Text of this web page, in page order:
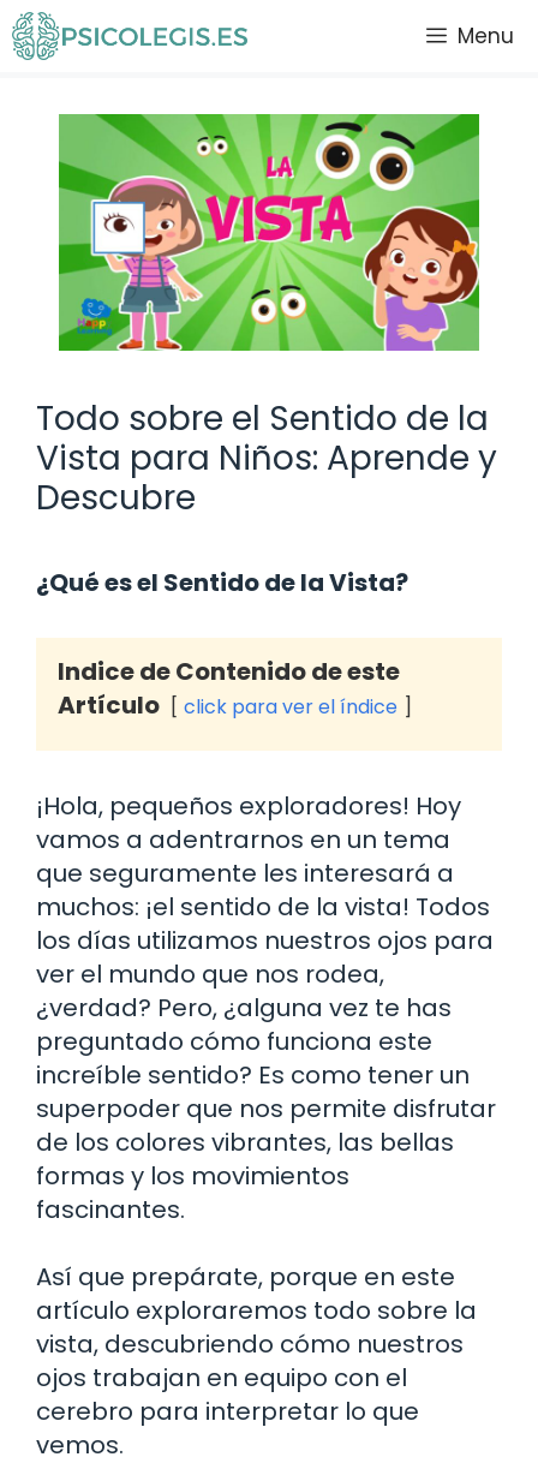
Saltar
al
Menu
Todo sobre el Sentido de la
Vista para Niños: Aprende y
Descubre
¿Qué es el Sentido de la Vista?
Indice de Contenido de este
Artículo
click para ver el índice
¡Hola, pequeños exploradores! Hoy
vamos a adentrarnos en un tema
que seguramente les interesará a
muchos: ¡el sentido de la vista! Todos
los días utilizamos nuestros ojos para
ver el mundo que nos rodea,
¿verdad? Pero, ¿alguna vez te has
preguntado cómo funciona este
increíble sentido? Es como tener un
superpoder que nos permite disfrutar
de los colores vibrantes, las bellas
formas y los movimientos
fascinantes.
Así que prepárate, porque en este
artículo exploraremos todo sobre la
vista, descubriendo cómo nuestros
ojos trabajan en equipo con el
cerebro para interpretar lo que
vemos.